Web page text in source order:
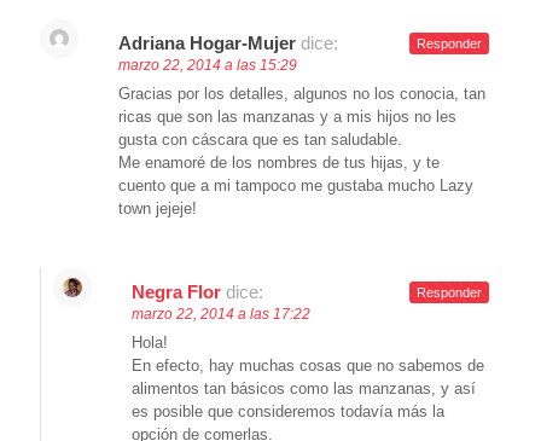
Adriana Hogar-Mujer dice:
marzo 22, 2014 a las 15:29
Gracias por los detalles, algunos no los conocia, tan
ricas que son las manzanas y a mis hijos no les
gusta con cáscara que es tan saludable.
Me enamoré de los nombres de tus hijas, y te
cuento que a mi tampoco me gustaba mucho Lazy
town jejeje!
Responder
Negra Flor dice:
marzo 22, 2014 a las 17:22
Hola!
En efecto, hay muchas cosas que no sabemos de
alimentos tan básicos como las manzanas, y así
es posible que consideremos todavía más la
opción de comerlas.
Responder